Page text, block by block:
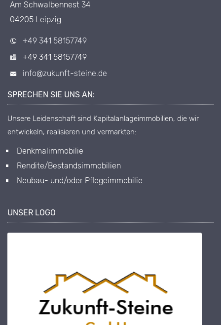
Am Schwalbennest 34
04205 Leipzig
+49 341 58157749
+49 341 58157749
info@zukunft-steine.de
SPRECHEN SIE UNS AN:
Unsere Leidenschaft sind Kapitalanlageimmobilien, die wir
entwickeln, realisieren und vermarkten:
Denkmalimmobilie
Rendite/Bestandsimmobilien
Neubau- und/oder Pflegeimmobilie
UNSER LOGO